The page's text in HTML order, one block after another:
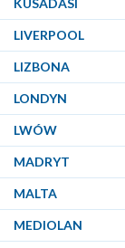
KUSADASI
LIVERPOOL
LIZBONA
LONDYN
LWÓW
MADRYT
MALTA
MEDIOLAN